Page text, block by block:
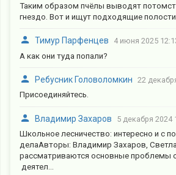
Таким образом пчёлы выводят
гнездо. Вот и ищут подходящие полости.
Тимур Парфенцев
4 июня 2025
А как они туда попали?
Ребусник Головоломкин 22
Присоединяйтесь.
Владимир Захаров
5 декабря 2024
Школьное лесничество: интересно и с
делаАвторы: Владимир Захаров,
рассматриваются основные проблемы
деятел...